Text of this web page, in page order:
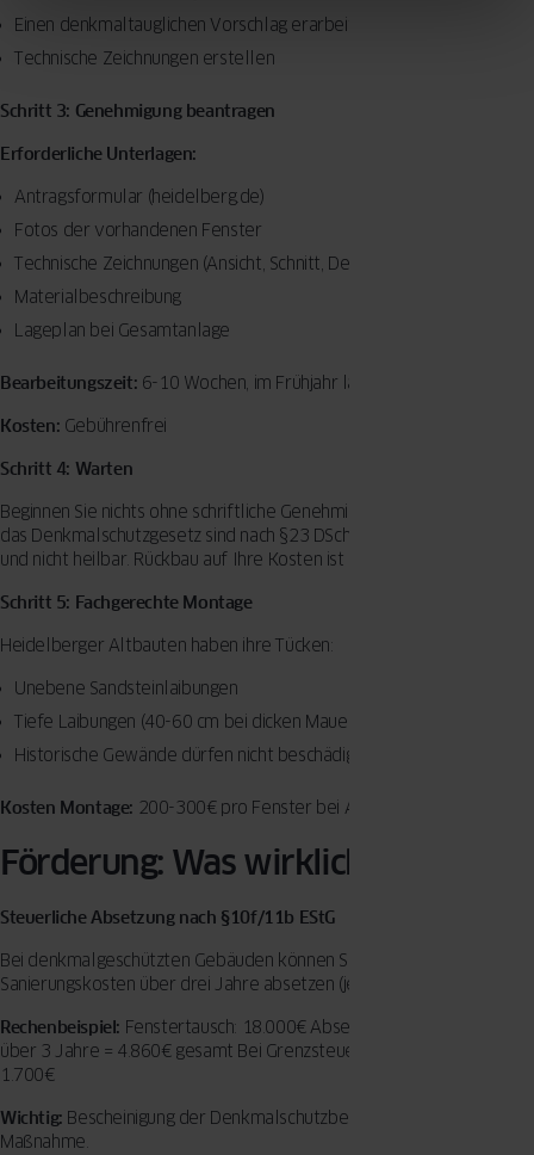
Einen denkmaltauglichen Vorschlag erarbeiten
Technische Zeichnungen erstellen
Schritt 3: Genehmigung beantragen
Erforderliche Unterlagen:
Antragsformular (heidelberg.de)
Fotos der vorhandenen Fenster
Technische Zeichnungen (Ansicht, Schnitt, Details)
Materialbeschreibung
Lageplan bei Gesamtanlage
Bearbeitungszeit: 6-10 Wochen, im Frühjahr länger
Kosten: Gebührenfrei
Schritt 4: Warten
Beginnen Sie nichts ohne schriftliche Genehmigung. Verstöße gegen
das Denkmalschutzgesetz sind nach §23 DSchG BW bußgeldbewehrt
und nicht heilbar. Rückbau auf Ihre Kosten ist möglich.
Schritt 5: Fachgerechte Montage
Heidelberger Altbauten haben ihre Tücken:
Unebene Sandsteinlaibungen
Tiefe Laibungen (40-60 cm bei dicken Mauern)
Historische Gewände dürfen nicht beschädigt werden
Kosten Montage: 200-300€ pro Fenster bei Altbau-Verhältnissen
Förderung: Was wirklich hilft
Steuerliche Absetzung nach §10f/11b EStG
Bei denkmalgeschützten Gebäuden können Sie 9% der
Sanierungskosten über drei Jahre absetzen (je 3%).
Rechenbeispiel: Fenstertausch: 18.000€ Absetzbar: 9% = 1.620€/Jahr
über 3 Jahre = 4.860€ gesamt Bei Grenzsteuersatz 35%: Ersparnis ca.
1.700€
Wichtig: Bescheinigung der Denkmalschutzbehörde VOR Beginn der
Maßnahme.